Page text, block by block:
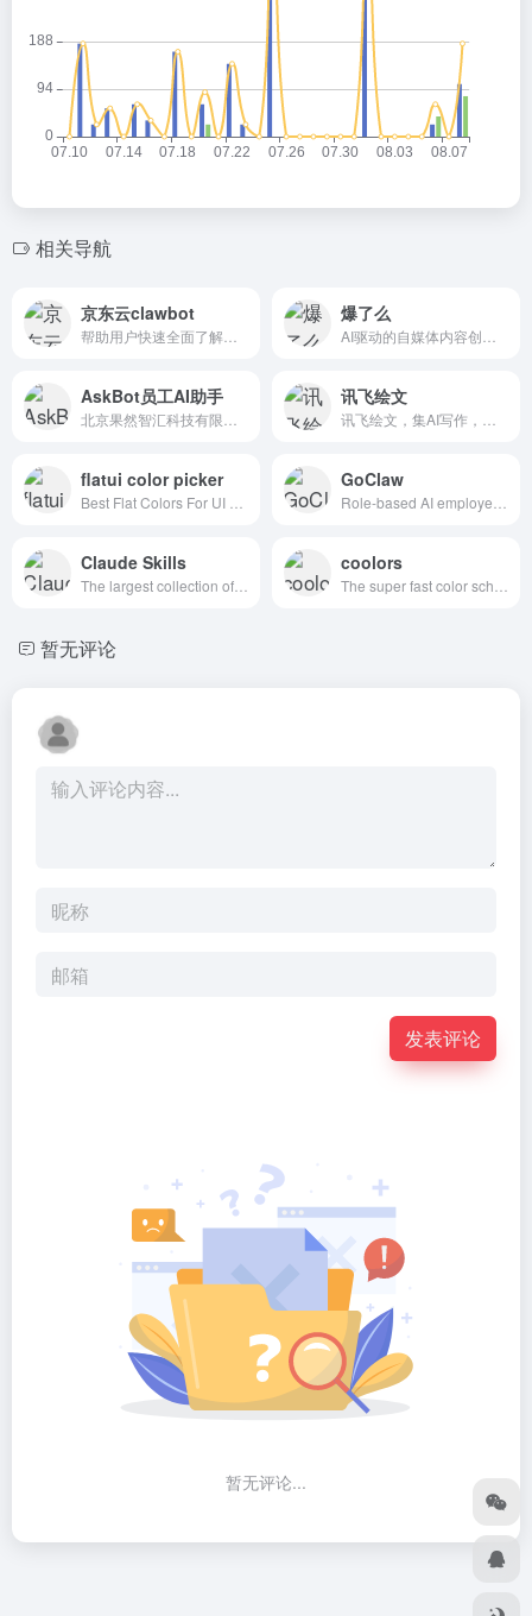
相关导航
京东云clawbot 爆了么
AskBot员工AI助手 讯飞绘文
flatui color picker GoClaw
Claude Skills coolors
暂无评论
发表评论
暂无评论...